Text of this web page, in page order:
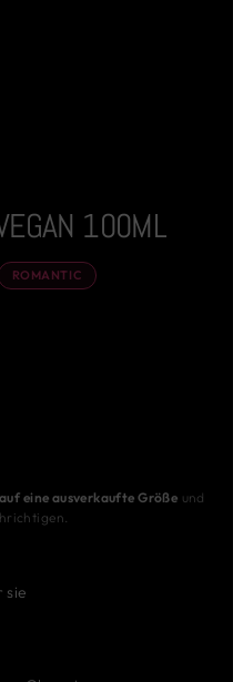
100ML
ROMANTIC
eine ausverkaufte Größe und
sie